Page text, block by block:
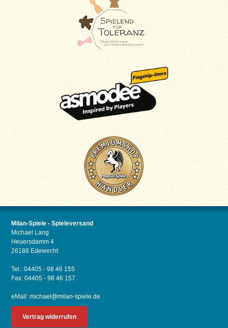
Milan-Spiele - Spieleversand
Michael Lang
Heuersdamm 4
26188 Edewecht
Tel.: 04405 - 98 46 155
Fax: 04405 - 98 46 157
eMail:michael@milan-spiele.de
Vertrag widerrufen